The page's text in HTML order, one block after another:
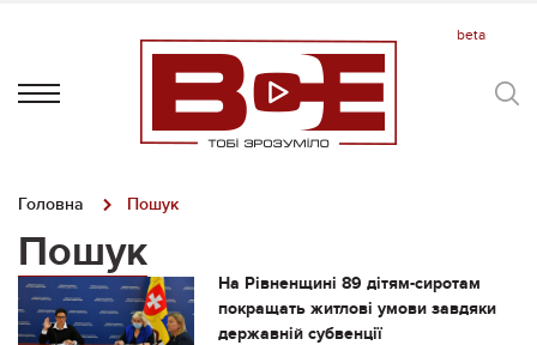
Головна Пошук
Пошук
На Рівненщині 89 дітям-сиротам
покращать житлові умови завдяки
державній субвенції